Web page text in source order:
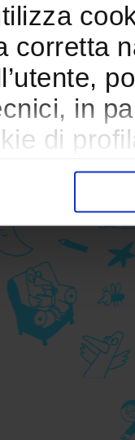
corretta
in
di
verso
dettagli
ti
cookie